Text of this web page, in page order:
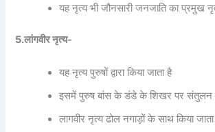
यह नृत्य भी जौनसारी जनजाति का प्रमुख
5.लांगवीर नृत्य-
यह नृत्य पुरुषों द्वारा किया जाता है
इसमें पुरुष बांस के डंडे के शिखर पर संतुलन
लागवीर नृत्य ढोल नगाड़ों के साथ किया